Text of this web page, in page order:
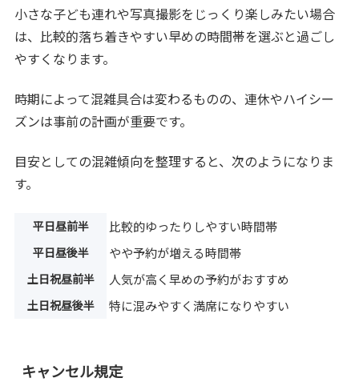
小さな子ども連れや写真撮影をじっくり楽しみたい場合
は、比較的落ち着きやすい早めの時間帯を選ぶと過ごし
やすくなります。
時期によって混雑具合は変わるものの、連休やハイシー
ズンは事前の計画が重要です。
目安としての混雑傾向を整理すると、次のようになりま
す。
平日昼前半 比較的ゆったりしやすい時間帯
平日昼後半 やや予約が増える時間帯
土日祝昼前半 人気が高く早めの予約がおすすめ
土日祝昼後半 特に混みやすく満席になりやすい
キャンセル規定